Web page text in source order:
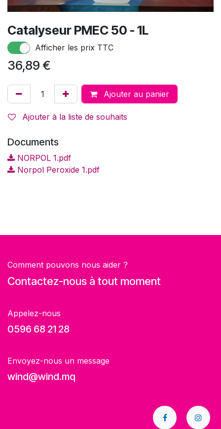
Catalyseur PMEC 50 - 1L
Afficher les prix TTC
36,89 €
Ajouter au panier
Ajouter à la liste de souhaits
Documents
NORPOL 1.pdf
Norpol Peroxide 1.pdf
Comment pouvons nous aider ?
Contactez-nous à tout moment
Appelez-nous
0596 68 21 28
Envoyez-nous un message
wind@wind.mq